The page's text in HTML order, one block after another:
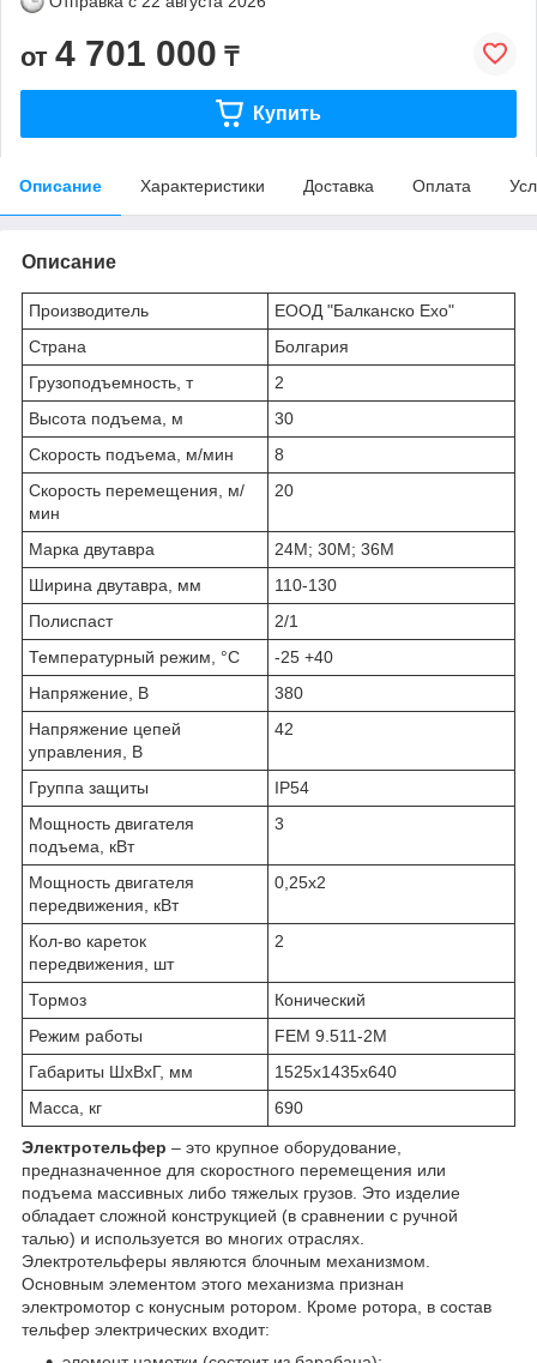
от 4 701 000 ₸
Купить
Описание Характеристики Доставка Оплата
Описание
Производитель
ЕООД "Балканско Ехо"
Страна
Болгария
Грузоподъемность, т
2
Высота подъема, м
30
Скорость подъема, м/мин
8
Скорость перемещения, м/
мин
20
Марка двутавра
24М; 30М; 36М
Ширина двутавра, мм
110-130
Полиспаст
2/1
Температурный режим, °С
-25 +40
Напряжение, В
380
Напряжение цепей
управления, В
42
Группа защиты
IP54
Мощность двигателя
подъема, кВт
3
Мощность двигателя
передвижения, кВт
0,25х2
Кол-во кареток
передвижения, шт
2
Тормоз
Конический
Режим работы
FEM 9.511-2М
Габариты ШхВхГ, мм
1525х1435х640
Масса, кг
690
Электротельфер – это крупное оборудование,
предназначенное для скоростного перемещения или
подъема массивных либо тяжелых грузов. Это изделие
обладает сложной конструкцией (в сравнении с ручной
талью) и используется во многих отраслях.
Электротельферы являются блочным механизмом.
Основным элементом этого механизма признан
электромотор с конусным ротором. Кроме ротора, в состав
тельфер электрических входит: